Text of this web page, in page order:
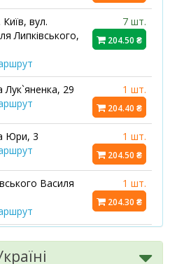
вул.
Липківського,
7 шт.
204.50 ₴
Лук`яненка, 29
1 шт.
204.40 ₴
Юри, 3
1 шт.
204.50 ₴
Василя
1 шт.
204.30 ₴
204.50 ₴